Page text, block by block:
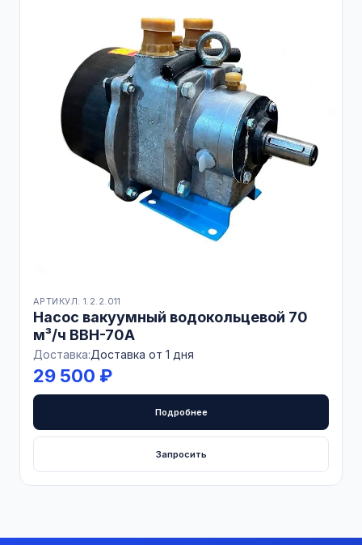
АРТИКУЛ: 1.2.2.011
Насос вакуумный водокольцевой 70
м³/ч ВВН-70А
Доставка:Доставка от 1 дня
29 500 ₽
Подробнее
Запросить